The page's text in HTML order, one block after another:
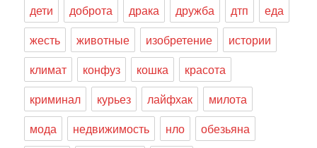
дети доброта драка дружба дтп
еда
жесть
животные изобретение
истории
климат
конфуз кошка
красота
криминал
курьез лайфхак
милота
мода
недвижимость нло
обезьяна